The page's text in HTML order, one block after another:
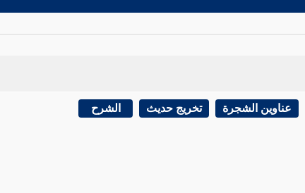
عناوين الشجرة تخريج حديث الشرح